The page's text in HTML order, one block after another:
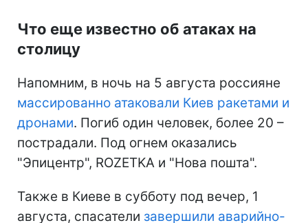
Что еще известно об атаках на
столицу
Напомним, в ночь на 5 августа россияне
массированно атаковали Киев ракетами и
дронами. Погиб один человек, более 20 –
пострадали. Под огнем оказались
"Эпицентр", ROZETKA и "Нова пошта".
Также в Киеве в субботу под вечер, 1
августа, спасатели завершили аварийно-